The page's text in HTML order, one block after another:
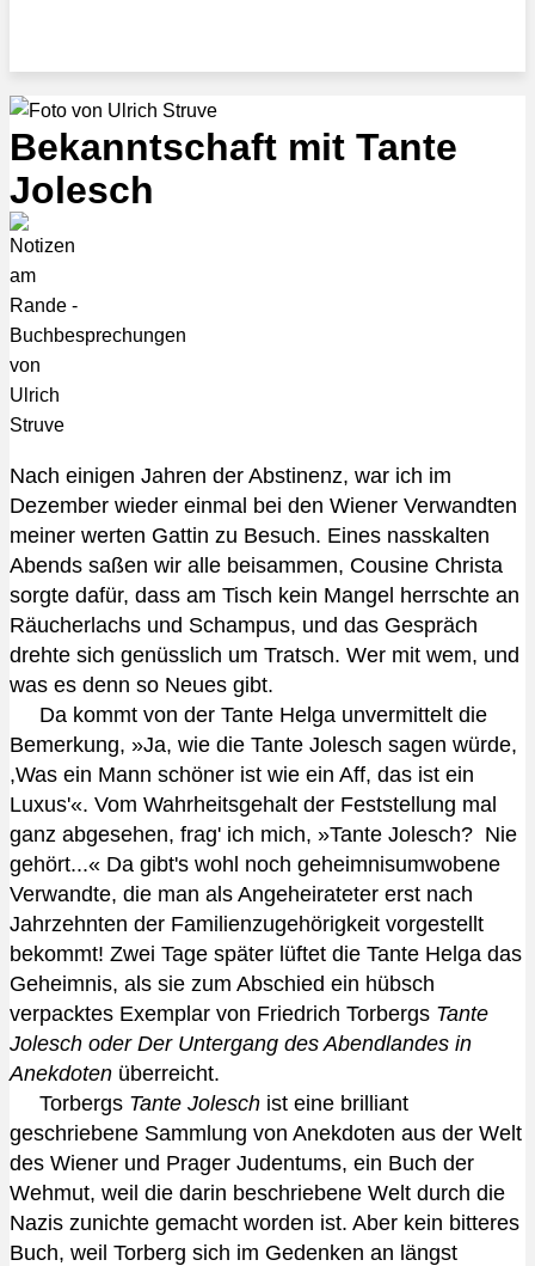
Bekanntschaft mit Tante
Jolesch
Nach einigen Jahren der Abstinenz, war ich im
Dezember wieder einmal bei den Wiener Verwandten
meiner werten Gattin zu Besuch. Eines nasskalten
Abends saßen wir alle beisammen, Cousine Christa
sorgte dafür, dass am Tisch kein Mangel herrschte an
Räucherlachs und Schampus, und das Gespräch
drehte sich genüsslich um Tratsch. Wer mit wem, und
was es denn so Neues gibt.
Da kommt von der Tante Helga unvermittelt die
Bemerkung, »Ja, wie die Tante Jolesch sagen würde,
,Was ein Mann schöner ist wie ein Aff, das ist ein
Luxus'«. Vom Wahrheitsgehalt der Feststellung mal
ganz abgesehen, frag' ich mich, »Tante Jolesch? Nie
gehört...« Da gibt's wohl noch geheimnisumwobene
Verwandte, die man als Angeheirateter erst nach
Jahrzehnten der Familienzugehörigkeit vorgestellt
bekommt! Zwei Tage später lüftet die Tante Helga das
Geheimnis, als sie zum Abschied ein hübsch
verpacktes Exemplar von Friedrich Torbergs Tante
Jolesch oder Der Untergang des Abendlandes in
Anekdoten überreicht.
Torbergs Tante Jolesch ist eine brilliant
geschriebene Sammlung von Anekdoten aus der Welt
des Wiener und Prager Judentums, ein Buch der
Wehmut, weil die darin beschriebene Welt durch die
Nazis zunichte gemacht worden ist. Aber kein bitteres
Buch, weil Torberg sich im Gedenken an längst